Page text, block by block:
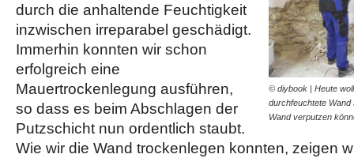
© diybook | Heute
durchfeuchtete Wand
Wand verputzen
durch die anhaltende Feuchtigkeit
inzwischen irreparabel geschädigt.
Immerhin konnten wir schon
erfolgreich eine
Mauertrockenlegung ausführen,
so dass es beim Abschlagen der
Putzschicht nun ordentlich staubt.
Wie wir die Wand trockenlegen konnten, zeigen